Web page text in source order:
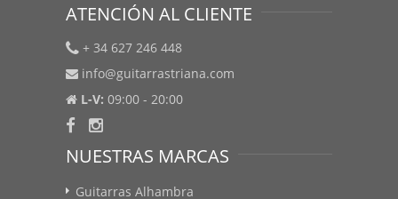
ATENCIÓN AL CLIENTE
+ 34 627 246 448
info@guitarrastriana.com
L-V: 09:00 - 20:00
NUESTRAS MARCAS
Guitarras Alhambra